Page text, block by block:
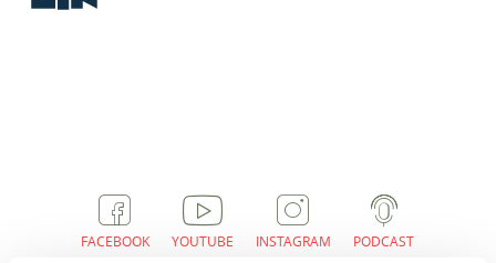
FACEBOOK YOUTUBE INSTAGRAM PODCAST